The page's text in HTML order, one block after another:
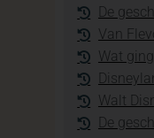
De
Van
Wat
Walt
De